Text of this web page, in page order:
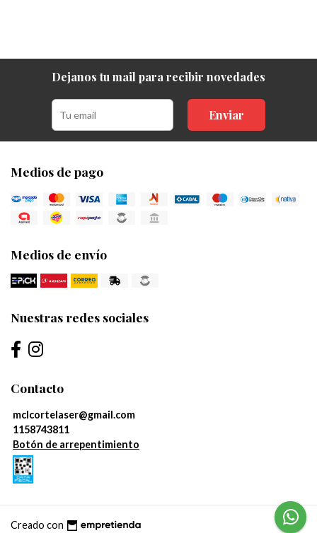
Dejanos tu mail para recibir novedades
Enviar
Medios de pago
Medios de envío
Nuestras redes sociales
Contacto
mclcortelaser@gmail.com
1158743811
Botón de arrepentimiento
Creado con